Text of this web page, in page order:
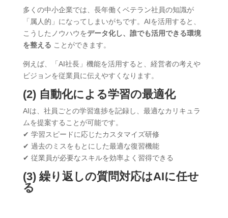
多くの中小企業では、長年働くベテラン社員の知識が
「属人的」になってしまいがちです。AIを活用すると、
こうしたノウハウをデータ化し、誰でも活用できる環境
を整える ことができます。
例えば、「AI社長」機能を活用すると、経営者の考えや
ビジョンを従業員に伝えやすくなります。
(2) 自動化による学習の最適化
AIは、社員ごとの学習進捗を記録し、最適なカリキュラ
ムを提案することが可能です。
✔ 学習スピードに応じたカスタマイズ研修
✔ 過去のミスをもとにした最適な復習機能
✔ 従業員が必要なスキルを効率よく習得できる
(3) 繰り返しの質問対応はAIに任せ
る